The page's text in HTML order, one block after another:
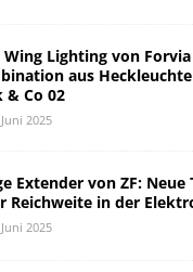
Wing Lighting von
aus
& Co 02
2025
Extender von ZF:
Reichweite in der
2025